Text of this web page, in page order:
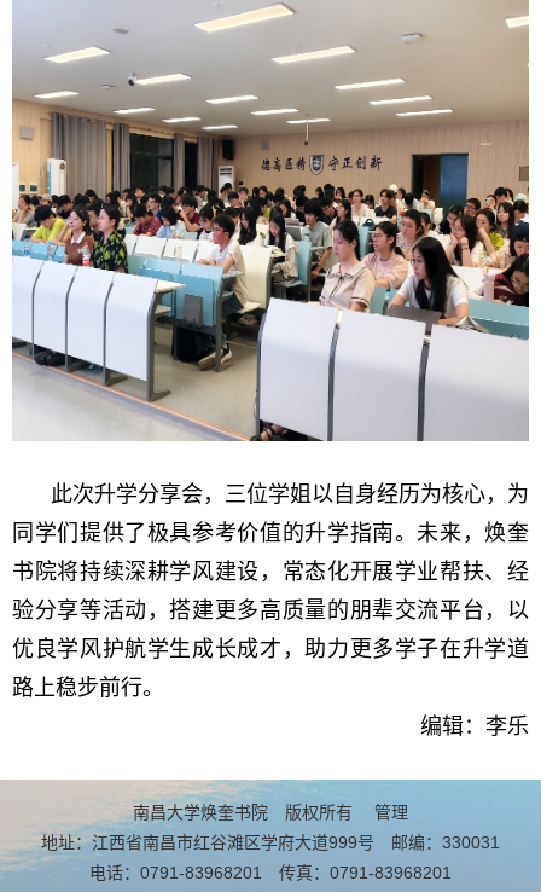
此次升学分享会，三位学姐以自身经历为核心，为
同学们提供了极具参考价值的升学指南。未来，焕奎
书院将持续深耕学风建设，常态化开展学业帮扶、经
验分享等活动，搭建更多高质量的朋辈交流平台，以
优良学风护航学生成长成才，助力更多学子在升学道
路上稳步前行。
编辑：李乐
南昌大学焕奎书院 版权所有 管理
地址：江西省南昌市红谷滩区学府大道999号 邮编：330031
电话：0791-83968201 传真：0791-83968201